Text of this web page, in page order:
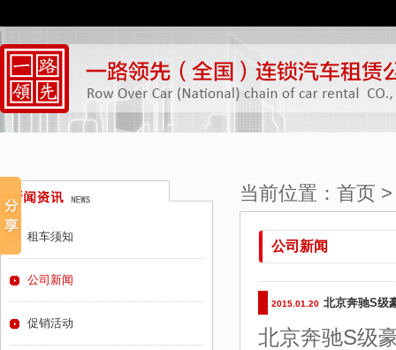
当前位置： 首页
公司新闻
2015.01.20 北京奔驰S级
北京奔驰S级
租车须知
公司新闻
促销活动